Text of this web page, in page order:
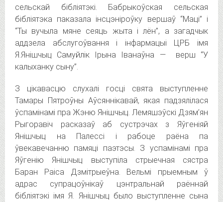
сельскай бібліятэкі. Бабрыкоўская сельская
бібліятэка паказала інсцэніроўку вершаў “Маці” і
“Ты вучыла мяне сеяць жыта і лён”, а загадчык
аддзела абслугоўвання і інфармацыі ЦРБ імя
Я.Янішчыц Самуйлік Ірына Іванаўна — верш “У
калыханку сыну”.
З цікавасцю слухалі госці свята выступленне
Тамары Пятроўны Аўсяннікавай, якая падзялілася
ўспамінамі пра Жэню Янішчыц. Лемяшэўскі Дзям’ян
Рыгоравіч расказаў аб сустрэчах з Яўгеніяй
Янішчыц на Палессі і рабоце раёна па
ўвекавечанню памяці паэтэсы. З успамінамі пра
Яўгенію Янішчыц выступіла стрыечная сястра
Баран Раіса Дзмітрыеўна. Вельмі прыемным ў
адрас супрацоўнікаў цэнтральнай раённай
бібліятэкі імя Я. Янішчыц было выступленне сына